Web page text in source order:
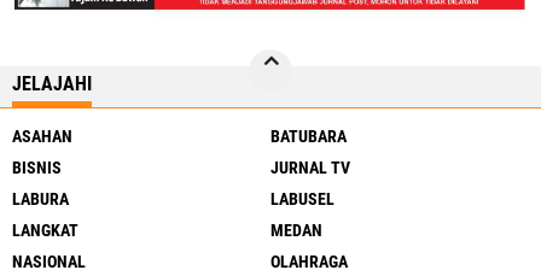
JELAJAHI
ASAHAN
BATUBARA
BISNIS
JURNAL TV
LABURA
LABUSEL
LANGKAT
MEDAN
NASIONAL
OLAHRAGA